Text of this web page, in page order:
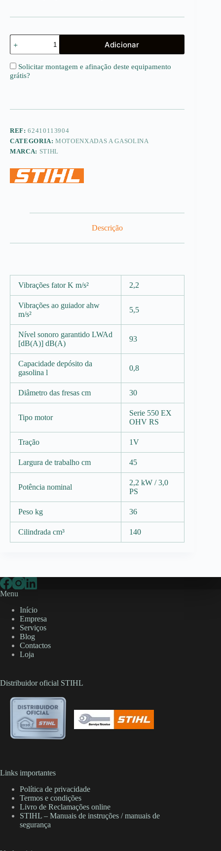
Quantidade
de
MH
445
Adicionar
Solicitar montagem e afinação deste equipamento
grátis?
REF:62410113904
CATEGORIA:MOTOENXADAS A GASOLINA
MARCA: STIHL
Descrição
Vibrações fator K m/s² 2,2
Vibrações ao guiador ahw
m/s²
5,5
Nível sonoro garantido LWAd
[dB(A)] dB(A)
93
Capacidade depósito da
gasolina l
0,8
Diâmetro das fresas cm 30
Tipo motor
Serie 550 EX
OHV RS
Tração 1V
Largura de trabalho cm 45
Potência nominal
2,2 kW / 3,0
PS
Peso kg 36
Cilindrada cm³ 140
Menu
Início
Empresa
Serviços
Blog
Contactos
Loja
Distribuidor oficial STIHL
Links importantes
Política de privacidade
Termos e condições
Livro de Reclamações online
STIHL – Manuais de instruções / manuais de
segurança